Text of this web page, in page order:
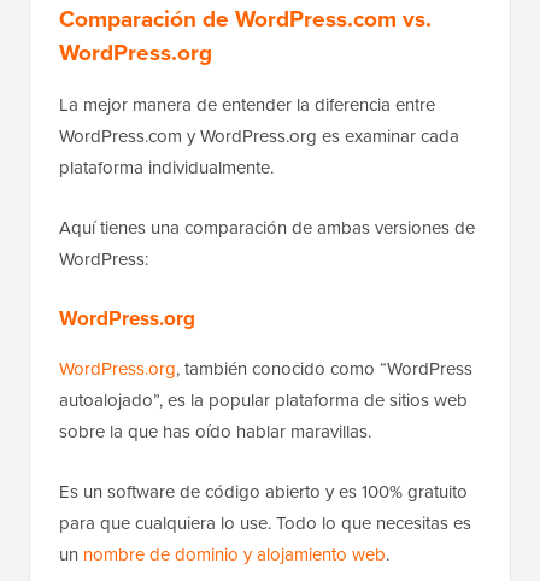
Comparación de WordPress.com vs.
WordPress.org
La mejor manera de entender la diferencia entre
WordPress.com y WordPress.org es examinar cada
plataforma individualmente.
Aquí tienes una comparación de ambas versiones de
WordPress:
WordPress.org
WordPress.org, también conocido como “WordPress
autoalojado”, es la popular plataforma de sitios web
sobre la que has oído hablar maravillas.
Es un software de código abierto y es 100% gratuito
para que cualquiera lo use. Todo lo que necesitas es
un nombre de dominio y alojamiento web.